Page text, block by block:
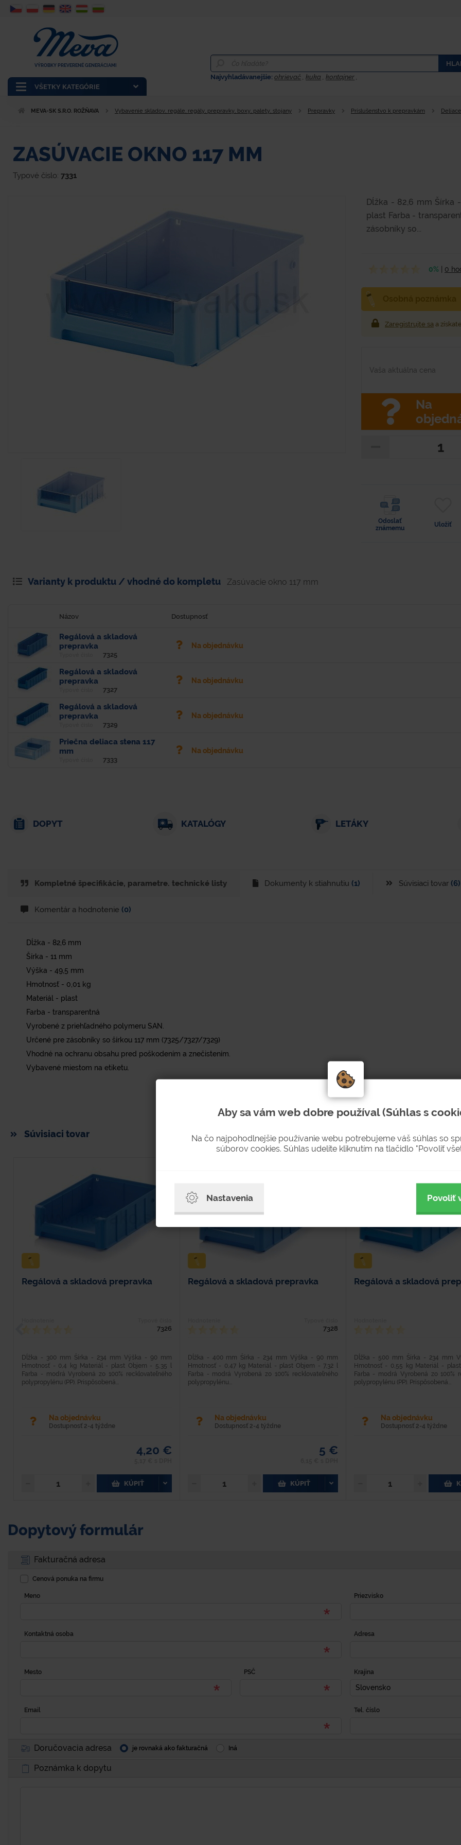
VŠETKY KATEGÓRIE
VÝROBKY PREVERENÉ GENERÁCIAMI
Najvyhladávanejšie:ohrievač ,kuka ,kontajner ,
MEVA-SK S.R.O. ROŽŇAVA Vybavenie skladov, regále, regály, prepravky, boxy, palety, stojany Prepravky Príslušenstvo k prepravkám
ZASÚVACIE OKNO 117 MM
Typové číslo: 7331
Dĺžka - 82,6 mm Šírka
plast Farba -
zásobníky so...
0% 0
Zaregistrujte sa a
Vaša aktuálna cena
Na
Odoslať
známemu
Uložiť
Varianty k produktu / vhodné do kompletu Zasúvacie okno 117 mm
Názov Dostupnosť
Regálová a skladová
prepravka
7325
Na objednávku
Regálová a skladová
prepravka
7327
Na objednávku
Regálová a skladová
prepravka
7329
Na objednávku
Priečna deliaca stena 117
mm
7333
Na objednávku
DOPYT KATALÓGY LETÁKY
Kompletné špecifikácie, parametre. technické listy Dokumenty k stiahnutiu (1) Súvisiaci tovar (6)
Komentár a hodnotenie (0)
Dĺžka - 82,6 mm
Šírka - 11 mm
Výška - 49,5 mm
Hmotnosť - 0,01 kg
Materiál - plast
Farba - transparentná
Vyrobené z priehľadného polymeru SAN.
Určené pre zásobníky so šírkou 117 mm (7325/7327/7329)
Vhodné na ochranu obsahu pred poškodením a znečistením.
Vybavené miestom na etiketu.
Súvisiaci tovar
Regálová a skladová prepravka
7326
Dĺžka - 300 mm Šírka - 234 mm Výška - 90 mm
Hmotnosť - 0,4 kg Materiál - plast Objem - 5,35 l
Farba - modrá Vyrobená zo 100% recklovateľného
polypropylénu (PP). Prispôsobená...
Na objednávku
Dostupnosť 2-4 týždne
4,20 €
KÚPIŤ
Regálová a skladová prepravka
7328
Dĺžka - 400 mm Šírka - 234 mm Výška - 90 mm
Hmotnosť - 0,47 kg Materiál - plast Objem - 7,32 l
Farba - modrá Vyrobená zo 100% recklovateľného
polypropylénu...
Na objednávku
Dostupnosť 2-4 týždne
5 €
KÚPIŤ
Regálová a skladová
Dĺžka - 500 mm Šírka - 234 mm
Hmotnosť - 0,55 kg Materiál -
Farba - modrá Vyrobená zo 100%
polypropylénu (PP). Prispôsobená...
Na objednávku
Dostupnosť 2-4 týždne
Dopytový formulár
Fakturačná adresa
Cenová ponuka na firmu
Meno Priezvisko
Kontaktná osoba Adresa
Mesto PSČ Krajina
Slovensko
Email Tel. číslo
Doručovacia adresa je rovnaká ako fakturačná Iná
Poznámka k dopytu
Aby sa vám web dobre používal (Súhlas s
Na čo najpohodlnejšie používanie webu potrebujeme váš súhlas so
súborov cookies. Súhlas udelíte kliknutím na tlačidlo "Povoliť
Nastavenia Povoliť